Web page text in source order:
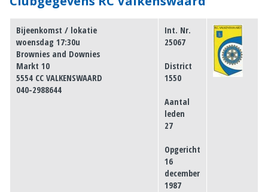
Bijeenkomst / lokatie
woensdag 17:30u
Brownies and Downies
Markt 10
5554 CC VALKENSWAARD
040-2988644
Int. Nr.
25067
District
1550
Aantal
leden
27
Opgericht
16
december
1987